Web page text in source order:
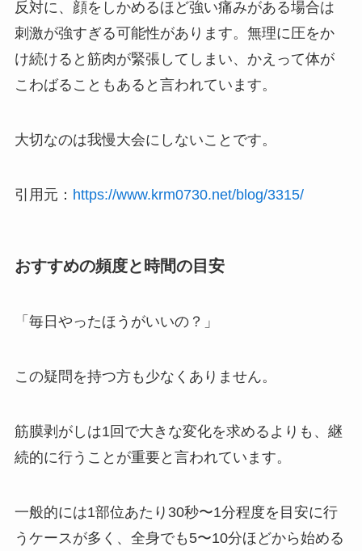
反対に、顔をしかめるほど強い痛みがある場合は
刺激が強すぎる可能性があります。無理に圧をか
け続けると筋肉が緊張してしまい、かえって体が
こわばることもあると言われています。
大切なのは我慢大会にしないことです。
引用元： https://www.krm0730.net/blog/3315/
おすすめの頻度と時間の目安
「毎日やったほうがいいの？」
この疑問を持つ方も少なくありません。
筋膜剥がしは1回で大きな変化を求めるよりも、継
続的に行うことが重要と言われています。
一般的には1部位あたり30秒〜1分程度を目安に行
うケースが多く、全身でも5〜10分ほどから始める